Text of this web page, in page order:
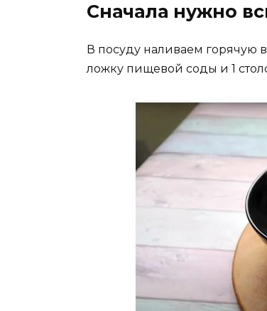
Сначала нужно
В посуду наливаем горячую
ложку пищевой соды и 1